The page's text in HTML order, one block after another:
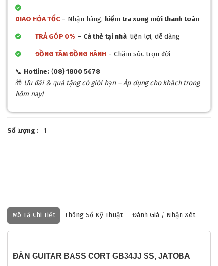
GIAO HỎA TỐC– Nhận hàng, kiểm tra xong mới thanh toán
TRẢ GÓP 0% – Cà thẻ tại nhà, tiện lợi, dễ dàng
ĐỒNG TÂM ĐỒNG HÀNH – Chăm sóc trọn đời
📞 Hotline: (08) 1800 5678
🎁 Ưu đãi & quà tặng có giới hạn – Áp dụng cho khách trong
hôm nay!
Số lượng :
Mô Tả Chi Tiết Thông Số Kỹ Thuật Đánh Giá / Nhận Xét
ĐÀN GUITAR BASS CORT GB34JJ SS, JATOBA